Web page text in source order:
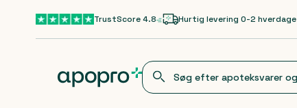
Gå til hovedindholdTrustScore 4.8 Hurtig levering 0-2 hverdage